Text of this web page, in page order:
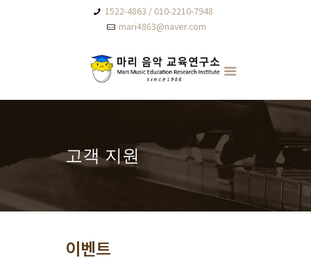
1522-4863 / 010-2210-7948
mari4863@naver.com
고객 지원
이벤트